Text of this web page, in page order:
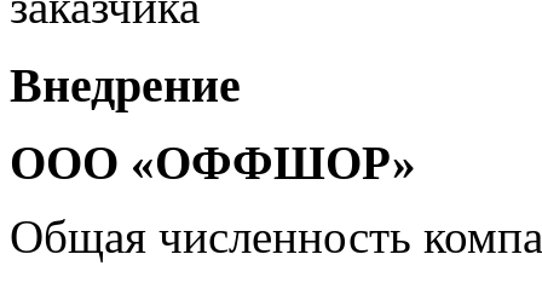
Внедрение
ООО «ОФФШОР»
Общая численность